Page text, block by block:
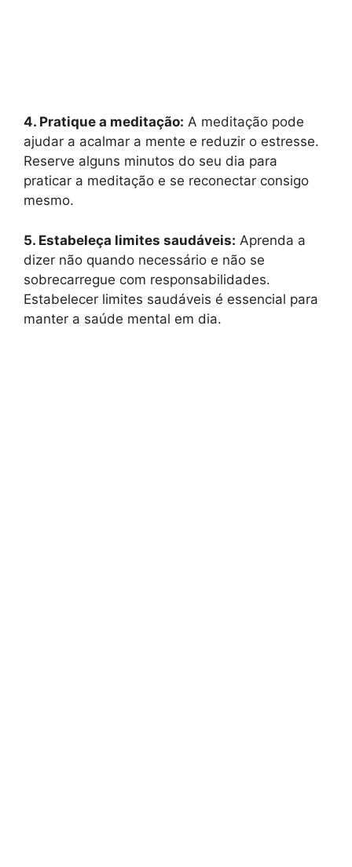
4. Pratique a meditação: A meditação pode
ajudar a acalmar a mente e reduzir o estresse.
Reserve alguns minutos do seu dia para
praticar a meditação e se reconectar consigo
mesmo.
5. Estabeleça limites saudáveis: Aprenda a
dizer não quando necessário e não se
sobrecarregue com responsabilidades.
Estabelecer limites saudáveis é essencial para
manter a saúde mental em dia.